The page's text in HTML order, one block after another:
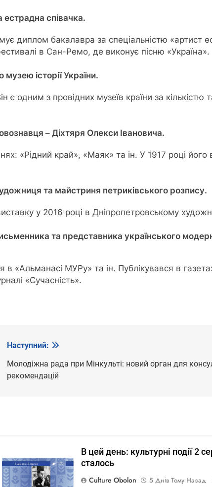
співачка.
диплом бакалавра за спеціальністю «артист
в Сан-Ремо, де виконує пісню «Україна».
історії України.
одним з провідних музеїв країни за кількістю
– Діхтяря Олекси Івановича.
«Рідний край», «Маяк» та ін. У 1917 році його
та майстриня петриківського розпису.
у 2016 році в Дніпропетровському
та представника українського
в «Альманасі МУРу» та ін. Публікувався в
«Сучасність».
Наступний:
Молодіжна рада при Мінкульті: новий орган для
рекомендацій
В цей день: культурні події 2
сталось
Culture Obolon
5 Днів Тому Назад